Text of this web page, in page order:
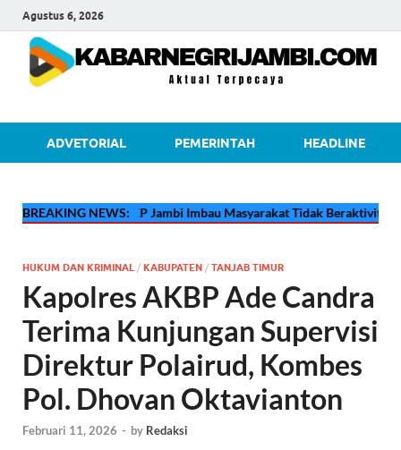
Agustus 6, 2026
ADVETORIAL PEMERINTAH HEADLINE
BREAKING NEWS:
🔴Pertamina EP Jambi Imbau Masyarakat Tidak Beraktivitas di
HUKUM DAN KRIMINAL / KABUPATEN / TANJAB TIMUR
Kapolres AKBP Ade Candra
Terima Kunjungan Supervisi
Direktur Polairud, Kombes
Pol. Dhovan Oktavianton
Februari 11, 2026 - by Redaksi